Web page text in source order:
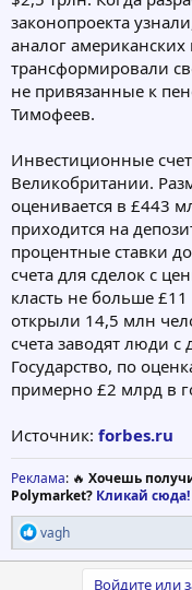
законопроекта
аналог
трансформировали
не привязанные к
Тимофеев.
Инвестиционные
Великобритании.
оценивается в £443
приходится на
процентные ставки
счета для сделок с
класть не больше £11
открыли 14,5 млн
счета заводят люди
Государство, по
примерно £2 млрд в
Источник: forbes.ru
Реклама: 🔥 Хочешь
Polymarket? Кликай сюда!
Р
е
а
vagh
Войдите или